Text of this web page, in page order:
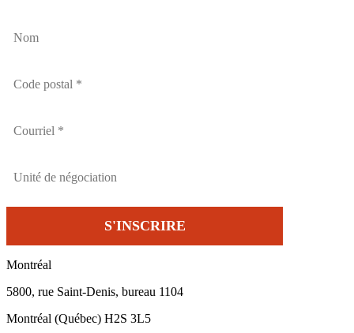
Montréal
5800, rue Saint-Denis, bureau 1104
Montréal (Québec) H2S 3L5